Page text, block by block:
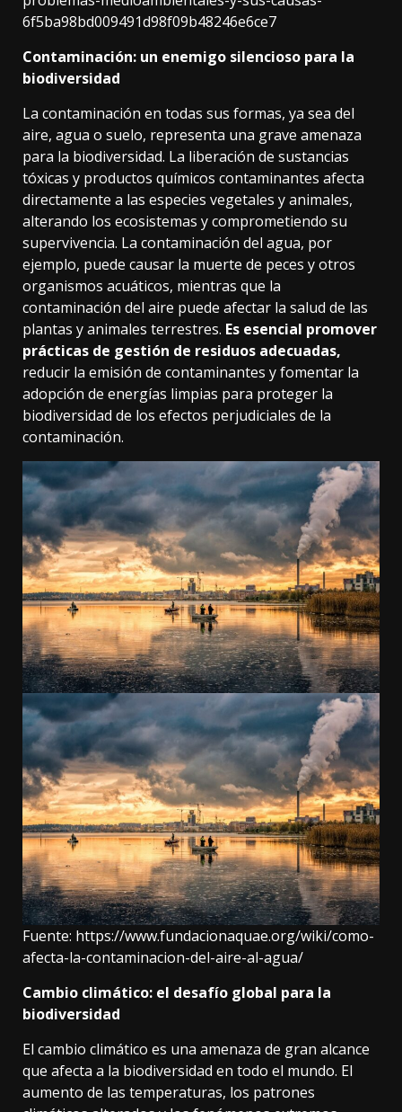
6f5ba98bd009491d98f09b48246e6ce7
Contaminación: un enemigo silencioso para la
biodiversidad
La contaminación en todas sus formas, ya sea del
aire, agua o suelo, representa una grave amenaza
para la biodiversidad. La liberación de sustancias
tóxicas y productos químicos contaminantes afecta
directamente a las especies vegetales y animales,
alterando los ecosistemas y comprometiendo su
supervivencia. La contaminación del agua, por
ejemplo, puede causar la muerte de peces y otros
organismos acuáticos, mientras que la
contaminación del aire puede afectar la salud de las
plantas y animales terrestres. Es esencial promover
prácticas de gestión de residuos adecuadas,
reducir la emisión de contaminantes y fomentar la
adopción de energías limpias para proteger la
biodiversidad de los efectos perjudiciales de la
contaminación.
Fuente: https://www.fundacionaquae.org/wiki/como-
afecta-la-contaminacion-del-aire-al-agua/
Cambio climático: el desafío global para la
biodiversidad
El cambio climático es una amenaza de gran alcance
que afecta a la biodiversidad en todo el mundo. El
aumento de las temperaturas, los patrones